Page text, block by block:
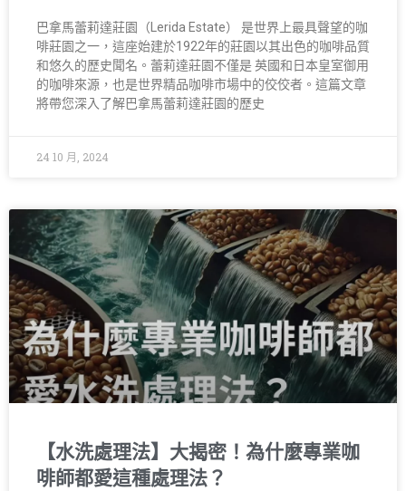
巴拿馬蕾莉達莊園（Lerida Estate） 是世界上最具聲望的咖
啡莊園之一，這座始建於1922年的莊園以其出色的咖啡品質
和悠久的歷史聞名。蕾莉達莊園不僅是 英國和日本皇室御用
的咖啡來源，也是世界精品咖啡市場中的佼佼者。這篇文章
將帶您深入了解巴拿馬蕾莉達莊園的歷史
24 10 月, 2024
【水洗處理法】大揭密！為什麼專業咖
啡師都愛這種處理法？